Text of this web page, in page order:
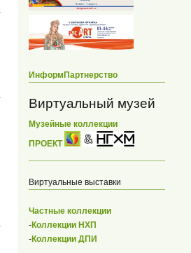
ИнформПартнерство
Виртуальный музей
Музейные коллекции
ПРОЕКТ
Виртуальные выставки
Частные коллекции
-Коллекции НХП
-Коллекции ДПИ